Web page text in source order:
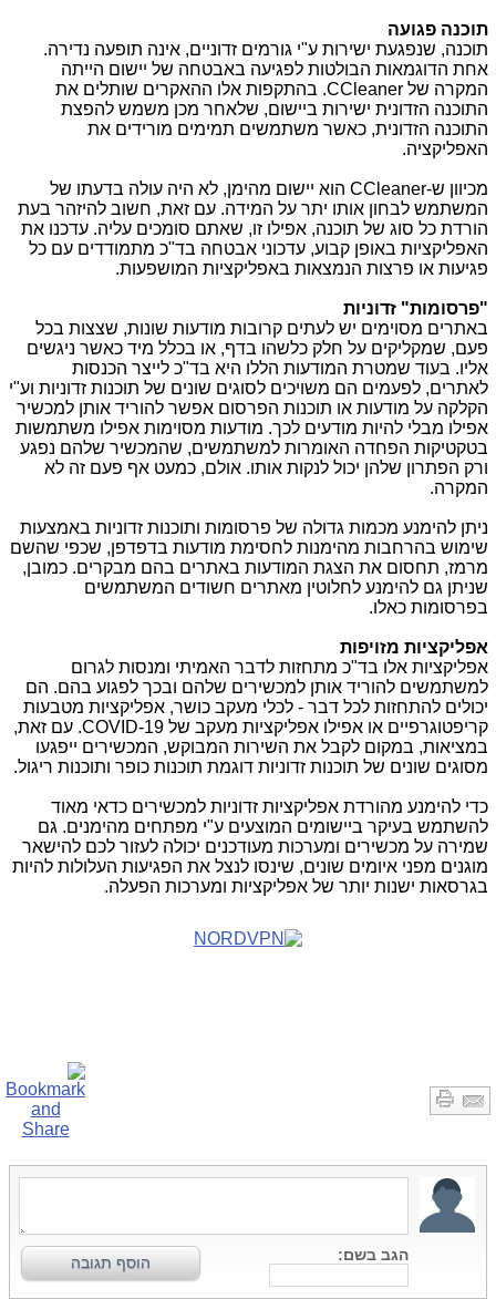
תוכנה פגועה
תוכנה, שנפגעת ישירות ע"י גורמים זדוניים, אינה תופעה נדירה.
אחת הדוגמאות הבולטות לפגיעה באבטחה של יישום הייתה
המקרה של CCleaner. בהתקפות אלו ההאקרים שותלים את
התוכנה הזדונית ישירות ביישום, שלאחר מכן משמש להפצת
התוכנה הזדונית, כאשר משתמשים תמימים מורידים את
האפליקציה.
מכיוון ש-CCleaner הוא יישום מהימן, לא היה עולה בדעתו של
המשתמש לבחון אותו יתר על המידה. עם זאת, חשוב להיזהר בעת
הורדת כל סוג של תוכנה, אפילו זו, שאתם סומכים עליה. עדכנו את
האפליקציות באופן קבוע, עדכוני אבטחה בד"כ מתמודדים עם כל
פגיעות או פרצות הנמצאות באפליקציות המושפעות.
"פרסומות" זדוניות
באתרים מסוימים יש לעתים קרובות מודעות שונות, שצצות בכל
פעם, שמקליקים על חלק כלשהו בדף, או בכלל מיד כאשר ניגשים
אליו. בעוד שמטרת המודעות הללו היא בד"כ לייצר הכנסות
לאתרים, לפעמים הם משויכים לסוגים שונים של תוכנות זדוניות וע"י
הקלקה על מודעות או תוכנות הפרסום אפשר להוריד אותן למכשיר
אפילו מבלי להיות מודעים לכך. מודעות מסוימות אפילו משתמשות
בטקטיקות הפחדה האומרות למשתמשים, שהמכשיר שלהם נפגע
ורק הפתרון שלהן יכול לנקות אותו. אולם, כמעט אף פעם זה לא
המקרה.
ניתן להימנע מכמות גדולה של פרסומות ותוכנות זדוניות באמצעות
שימוש בהרחבות מהימנות לחסימת מודעות בדפדפן, שכפי שהשם
מרמז, תחסום את הצגת המודעות באתרים בהם מבקרים. כמובן,
שניתן גם להימנע לחלוטין מאתרים חשודים המשתמשים
בפרסומות כאלו.
אפליקציות מזויפות
אפליקציות אלו בד"כ מתחזות לדבר האמיתי ומנסות לגרום
למשתמשים להוריד אותן למכשירים שלהם ובכך לפגוע בהם. הם
יכולים להתחזות לכל דבר - לכלי מעקב כושר, אפליקציות מטבעות
קריפטוגרפיים או אפילו אפליקציות מעקב של COVID-19. עם זאת,
במציאות, במקום לקבל את השירות המבוקש, המכשירים ייפגעו
מסוגים שונים של תוכנות זדוניות דוגמת תוכנות כופר ותוכנות ריגול.
כדי להימנע מהורדת אפליקציות זדוניות למכשירים כדאי מאוד
להשתמש בעיקר ביישומים המוצעים ע"י מפתחים מהימנים. גם
שמירה על מכשירים ומערכות מעודכנים יכולה לעזור לכם להישאר
מוגנים מפני איומים שונים, שינסו לנצל את הפגיעות העלולות להיות
בגרסאות ישנות יותר של אפליקציות ומערכות הפעלה.